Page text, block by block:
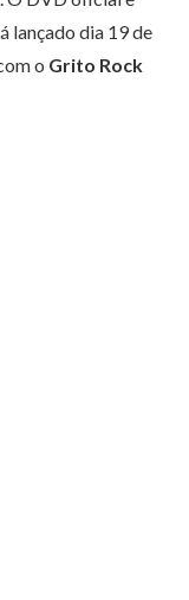
lançado dia 19 de
o Grito Rock